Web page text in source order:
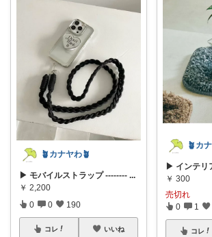
🪴カナヤわ🪴
▶ モバイルストラップ -------- ...
￥ 2,200
0 0 190
コレ いいね
🪴カ
▶ インテリ
￥ 300
売切れ
0 1
コレ